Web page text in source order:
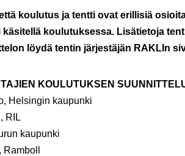
koulutus ja tentti ovat erillisiä
käsitellä koulutuksessa. Lisätietoja
löydä tentin järjestäjän RAKLIn
KOULUTUKSEN
Helsingin kaupunki
RIL
kaupunki